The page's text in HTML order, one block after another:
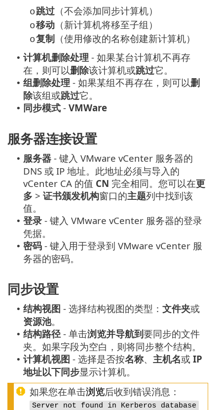
o跳过 （不会添加同步计算机）
o移动 （新计算机将移至子组）
o复制 （使用修改的名称创建新计算机）
• 计算机删除处理 - 如果某台计算机不再存
在，则可以删除该计算机或跳过它。
• 组删除处理 - 如果某组不再存在，则可以删
除该组或跳过它。
• 同步模式 - VMWare
服务器连接设置
• 服务器 - 键入 VMware vCenter 服务器的
DNS 或 IP 地址。此地址必须与导入的
vCenter CA 的值 CN 完全相同。您可以在更
多 > 证书颁发机构窗口的主题列中找到该
值。
• 登录 - 键入 VMware vCenter 服务器的登录
凭据。
• 密码 - 键入用于登录到 VMware vCenter 服
务器的密码。
同步设置
• 结构视图 - 选择结构视图的类型： 文件夹或
资源池。
• 结构路径 - 单击浏览并导航到要同步的文件
夹。如果字段为空白，则将同步整个结构。
• 计算机视图 - 选择是否按名称、 主机名或 IP
地址以下同步显示计算机。
如果您在单击浏览后收到错误消息：
Server not found in Kerberos database